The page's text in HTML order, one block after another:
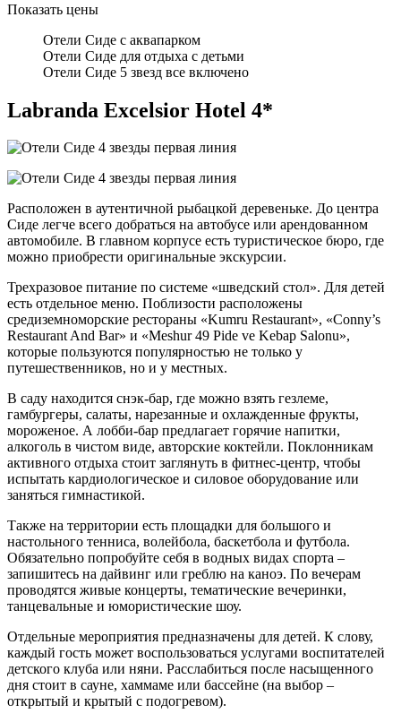
Показать цены
Отели Сиде с аквапарком
Отели Сиде для отдыха с детьми
Отели Сиде 5 звезд все включено
Labranda Excelsior Hotel 4*
Расположен в аутентичной рыбацкой деревеньке. До центра
Сиде легче всего добраться на автобусе или арендованном
автомобиле. В главном корпусе есть туристическое бюро, где
можно приобрести оригинальные экскурсии.
Трехразовое питание по системе «шведский стол». Для детей
есть отдельное меню. Поблизости расположены
средиземноморские рестораны «Kumru Restaurant», «Conny’s
Restaurant And Bar» и «Meshur 49 Pide ve Kebap Salonu»,
которые пользуются популярностью не только у
путешественников, но и у местных.
В саду находится снэк-бар, где можно взять гезлеме,
гамбургеры, салаты, нарезанные и охлажденные фрукты,
мороженое. А лобби-бар предлагает горячие напитки,
алкоголь в чистом виде, авторские коктейли. Поклонникам
активного отдыха стоит заглянуть в фитнес-центр, чтобы
испытать кардиологическое и силовое оборудование или
заняться гимнастикой.
Также на территории есть площадки для большого и
настольного тенниса, волейбола, баскетбола и футбола.
Обязательно попробуйте себя в водных видах спорта –
запишитесь на дайвинг или греблю на каноэ. По вечерам
проводятся живые концерты, тематические вечеринки,
танцевальные и юмористические шоу.
Отдельные мероприятия предназначены для детей. К слову,
каждый гость может воспользоваться услугами воспитателей
детского клуба или няни. Расслабиться после насыщенного
дня стоит в сауне, хаммаме или бассейне (на выбор –
открытый и крытый с подогревом).